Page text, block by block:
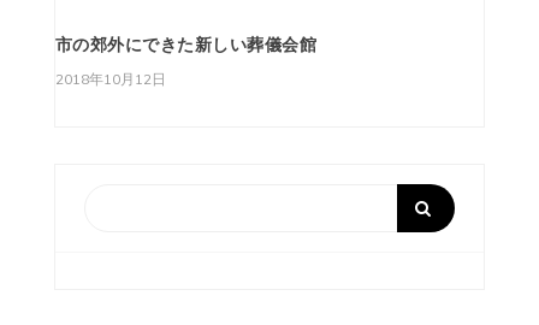
市の郊外にできた新しい葬儀会館
2018年10月12日